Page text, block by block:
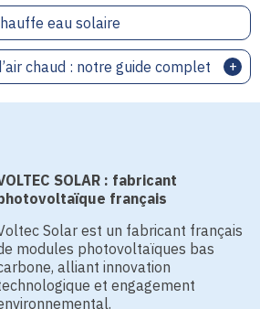
eau solaire
chaud : notre guide complet
SOLAR : fabricant
français
Solar est un fabricant français
modules photovoltaïques bas
alliant innovation
et engagement